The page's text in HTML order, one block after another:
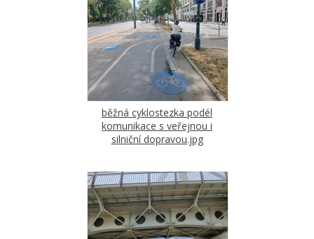
běžná cyklostezka podél
komunikace s veřejnou i
silniční dopravou.jpg